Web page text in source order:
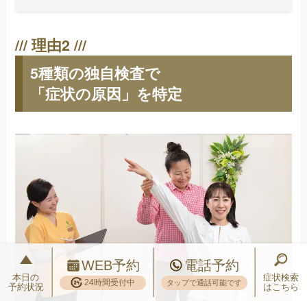
5種類の独自検査で
「症状の原因」を特定
本日の
予約状況
WEB予約
24時間受付中
電話予約
タップで通話可能です
症状検索
はこちら